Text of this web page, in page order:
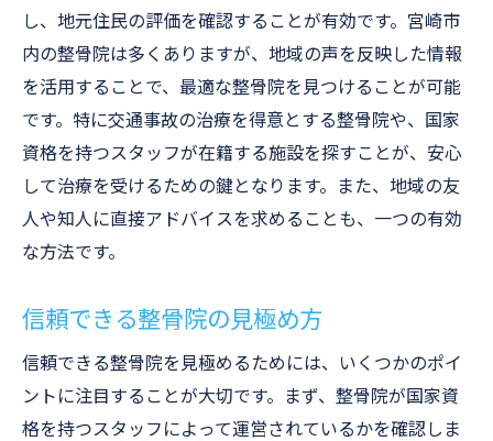
し、地元住民の評価を確認することが有効です。宮崎市
内の整骨院は多くありますが、地域の声を反映した情報
を活用することで、最適な整骨院を見つけることが可能
です。特に交通事故の治療を得意とする整骨院や、国家
資格を持つスタッフが在籍する施設を探すことが、安心
して治療を受けるための鍵となります。また、地域の友
人や知人に直接アドバイスを求めることも、一つの有効
な方法です。
信頼できる整骨院の見極め方
信頼できる整骨院を見極めるためには、いくつかのポイ
ントに注目することが大切です。まず、整骨院が国家資
格を持つスタッフによって運営されているかを確認しま